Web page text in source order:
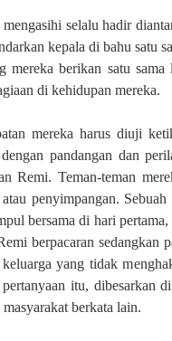
selalu hadir
kepala di bahu satu
mereka berikan satu
di kehidupan mereka.
mereka harus diuji
pandangan dan
Remi. Teman-teman
atau penyimpangan.
bersama di hari
berpacaran sedangkan
yang tidak
itu, dibesarkan
berkata lain.